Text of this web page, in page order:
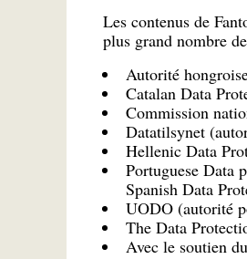
Les contenus de
plus grand nombre
Autorité
Catalan Data
Commission
Datatilsynet
Hellenic Data
Portuguese Data
Spanish Data
UODO (autorité
The Data
Avec le soutien du